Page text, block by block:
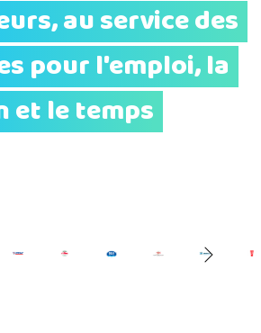
au service des
pour l'emploi, la
et le temps